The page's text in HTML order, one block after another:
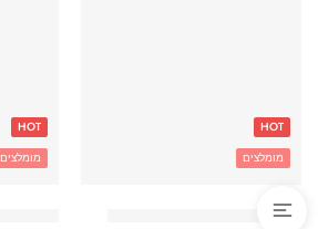
'בקבוק תרמי נירוסטה סטיץ
HOT
מומלצים
HOT
מומלצים